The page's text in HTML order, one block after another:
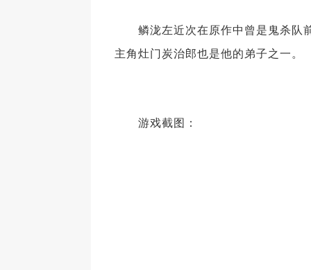
鳞泷左近次在原作中曾是鬼杀队
主角灶门炭治郎也是他的弟子之一。
游戏截图：